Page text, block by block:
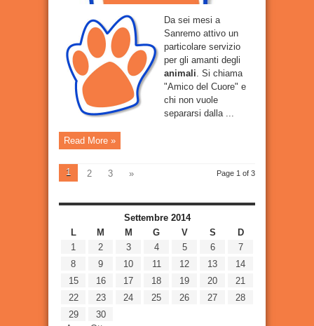
Da sei mesi a
Sanremo attivo un
particolare servizio
per gli amanti degli
animali. Si chiama
"Amico del Cuore" e
chi non vuole
separarsi dalla ...
Read More »
Page 1 of 3
1 2 3 »
Settembre 2014
L
M M G V S
D
1
2 3 4 5 6
7
8
9 10 11 12 13
14
15
16 17 18 19 20
21
22
23 24 25 26 27
28
29
30